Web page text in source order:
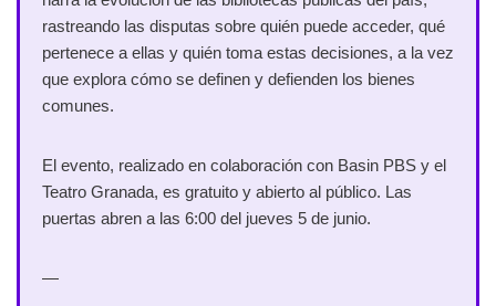
rastreando las disputas sobre quién puede acceder, qué
pertenece a ellas y quién toma estas decisiones, a la vez
que explora cómo se definen y defienden los bienes
comunes.
El evento, realizado en colaboración con Basin PBS y el
Teatro Granada, es gratuito y abierto al público. Las
puertas abren a las 6:00 del jueves 5 de junio.
—